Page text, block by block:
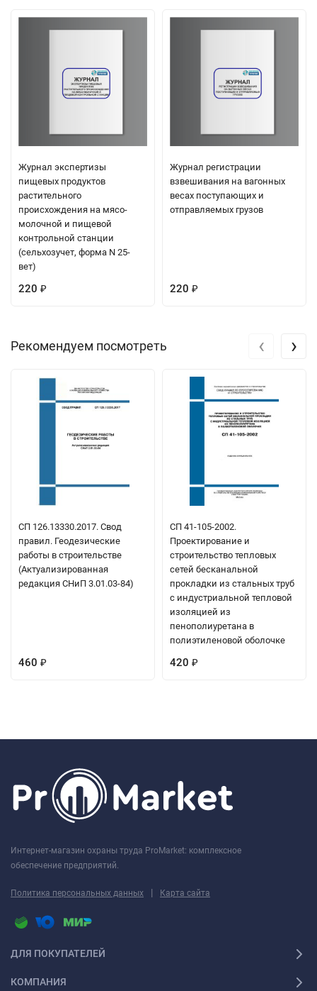
Журнал экспертизы
пищевых продуктов
растительного
происхождения на мясо-
молочной и пищевой
контрольной станции
(сельхозучет, форма N 25-
вет)
220 ₽
Журнал регистрации
взвешивания на вагонных
весах поступающих и
отправляемых грузов
220 ₽
Рекомендуем посмотреть
СП 126.13330.2017. Свод
правил. Геодезические
работы в строительстве
(Актуализированная
редакция СНиП 3.01.03-84)
460 ₽
СП 41-105-2002.
Проектирование и
строительство тепловых
сетей бесканальной
прокладки из стальных труб
с индустриальной тепловой
изоляцией из
пенополиуретана в
полиэтиленовой оболочке
420 ₽
‹ ›
Интернет-магазин охраны труда ProMarket: комплексное
обеспечение предприятий.
Политика персональных данных | Карта сайта
ДЛЯ ПОКУПАТЕЛЕЙ
КОМПАНИЯ